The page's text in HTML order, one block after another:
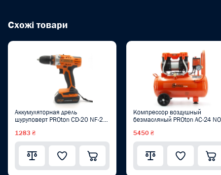
Схожі товари
Аккумуляторная дрель
шуруповерт PROton CD-20 NF-2
1283 ₴
Компрессор воздушный
безмасляный PROton AC-24 NO
5450 ₴